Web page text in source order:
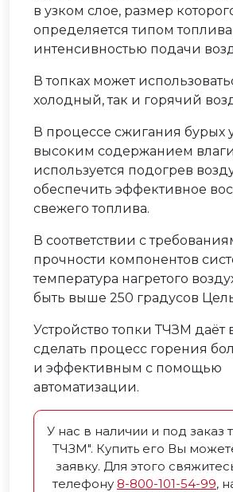
в узком слое, размер
определяется типом
интенсивностью подачи
В топках может
холодный, так и горячий
В процессе сжигания бурых
высоким содержанием влаги
используется подогрев
обеспечить эффективное
свежего топлива.
В соответствии с
прочности компонентов
температура нагретого
быть выше 250 градусов
Устройство топки ТЧЗМ даёт
сделать процесс горения
и эффективным с помощью
автоматизации.
У нас в наличии и под заказ
ТЧЗМ". Купить его Вы
заявку. Для этого
телефону 8-800-101-54-99,